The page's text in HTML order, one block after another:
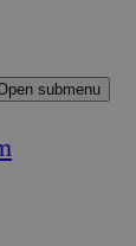
submenu